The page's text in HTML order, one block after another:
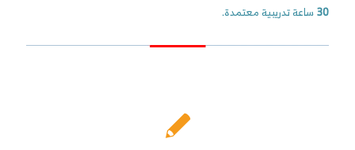
30ساعة تدريبية معتمدة.